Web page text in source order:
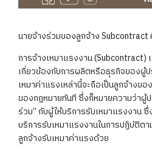
นายจ้างร่วมของลูกจ้าง Subcontract
การจ้างเหมาแรงงาน (Subcontract)
เกี่ยวข้องกับการผลิตหรือธุรกิจของผู้
เหมาค่าแรงเหล่านี้จะถือเป็นลูกจ้างข
ของกฎหมายทันที ซึ่งก็หมายความว่าผู้
ร่วม” กับผู้ให้บริการรับเหมาแรงงาน
บริการรับเหมาแรงงานในการปฏิบัติ
ลูกจ้างรับเหมาค่าแรงด้วย